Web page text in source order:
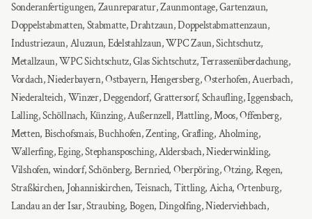
Sonderanfertigungen, Zaunreparatur, Zaunmontage, Gartenzaun,
Doppelstabmatten, Stabmatte, Drahtzaun, Doppelstabmattenzaun,
Industriezaun, Aluzaun, Edelstahlzaun, WPC Zaun, Sichtschutz,
Metallzaun, WPC Sichtschutz, Glas Sichtschutz, Terrassenüberdachung,
Vordach, Niederbayern, Ostbayern, Hengersberg, Osterhofen, Auerbach,
Niederalteich, Winzer, Deggendorf, Grattersorf, Schaufling, Iggensbach,
Lalling, Schöllnach, Künzing, Außernzell, Plattling, Moos, Offenberg,
Metten, Bischofsmais, Buchhofen, Zenting, Grafling, Aholming,
Wallerfing, Eging, Stephansposching, Aldersbach, Niederwinkling,
Vilshofen, windorf, Schönberg, Bernried, Oberpöring, Otzing, Regen,
Straßkirchen, Johanniskirchen, Teisnach, Tittling, Aicha, Ortenburg,
Landau an der Isar, Straubing, Bogen, Dingolfing, Niederviehbach,